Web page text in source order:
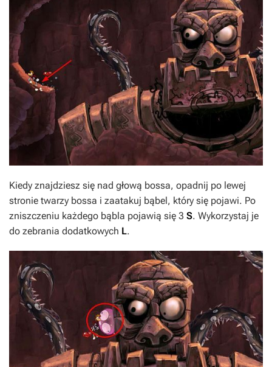
Kiedy znajdziesz się nad głową bossa, opadnij po lewej
stronie twarzy bossa i zaatakuj bąbel, który się pojawi. Po
zniszczeniu każdego bąbla pojawią się 3 S. Wykorzystaj je
do zebrania dodatkowych L.